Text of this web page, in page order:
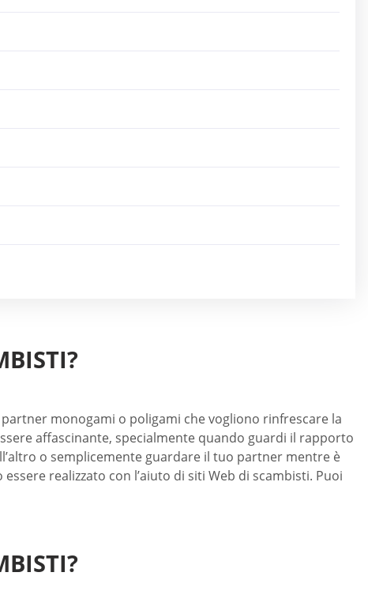
monogami o poligami che vogliono rinfrescare la
affascinante, specialmente quando guardi il rapporto
o semplicemente guardare il tuo partner mentre è
realizzato con l’aiuto di siti Web di scambisti. Puoi